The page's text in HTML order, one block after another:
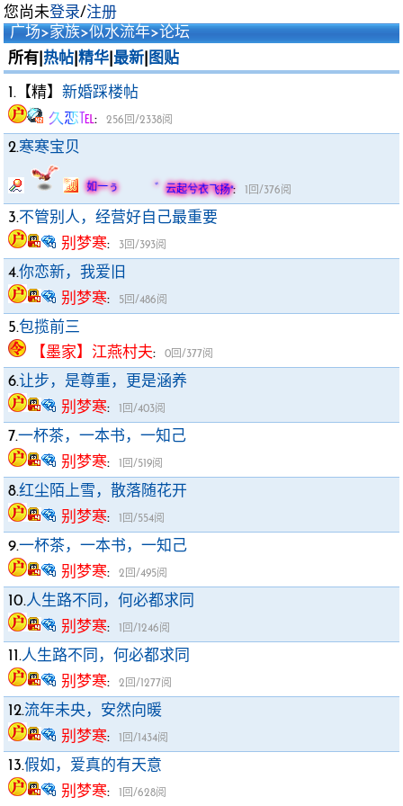
您尚未登录/注册
广场>家族>似水流年>论坛
所有| 热帖 精华 最新 图贴
1.【精】 新婚踩楼帖
久恋℡: 256回/2338阅
2.寒寒宝贝
如一ぅ ゛云起兮衣飞扬°: 1回/376阅
3.不管别人，经营好自己最重要
别梦寒: 3回/393阅
4.你恋新，我爱旧
别梦寒: 5回/486阅
5.包揽前三
【墨家】江燕村夫: 0回/377阅
6.让步，是尊重，更是涵养
别梦寒: 1回/403阅
7.一杯茶，一本书，一知己
别梦寒: 1回/519阅
8.红尘陌上雪，散落随花开
别梦寒: 1回/554阅
9.一杯茶，一本书，一知己
别梦寒: 2回/495阅
10.人生路不同，何必都求同
别梦寒: 1回/1246阅
11.人生路不同，何必都求同
别梦寒: 2回/1277阅
12.流年未央，安然向暖
别梦寒: 1回/1434阅
13.假如，爱真的有天意
别梦寒: 1回/628阅